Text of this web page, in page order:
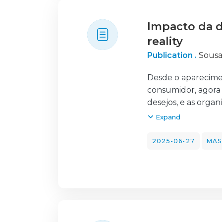
Impacto da
reality
Publication .
Desde o
consumidor,
desejos, e as
mesmos. Apesar
especificamente,
Augmented
memoráveis para
Expand
2025-06-27